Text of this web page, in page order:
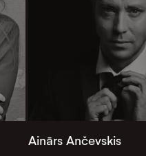
Ainārs Ančevskis